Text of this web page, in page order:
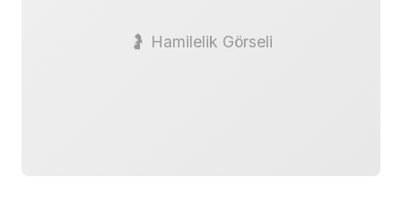
🤰 Hamilelik Görseli